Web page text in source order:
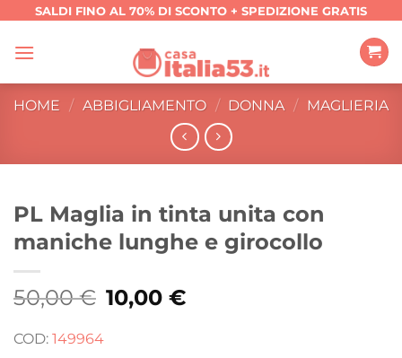
contenuti
SALDI FINO AL 70% DI SCONTO + SPEDIZIONE GRATIS
HOME / ABBIGLIAMENTO / DONNA / MAGLIERIA
PL Maglia in tinta unita con
maniche lunghe e girocollo
50,00€ Il
prezzo
10,00€Il
prezzo
COD: 149964